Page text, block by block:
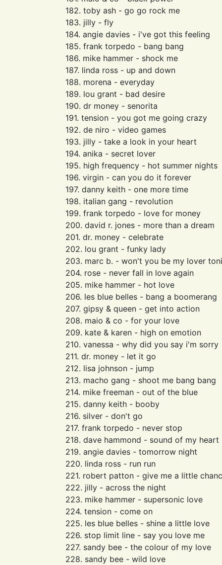
182. toby ash - go go rock me
183. jilly - fly
184. angie davies - i've got this feeling
185. frank torpedo - bang bang
186. mike hammer - shock me
187. linda ross - up and down
188. morena - everyday
189. lou grant - bad desire
190. dr money - senorita
191. tension - you got me going crazy
192. de niro - video games
193. jilly - take a look in your heart
194. anika - secret lover
195. high frequency - hot summer nights
196. virgin - can you do it forever
197. danny keith - one more time
198. italian gang - revolution
199. frank torpedo - love for money
200. david r. jones - more than a dream
201. dr. money - celebrate
202. lou grant - funky lady
203. marc b. - won't you be my lover
204. rose - never fall in love again
205. mike hammer - hot love
206. les blue belles - bang a boomerang
207. gipsy & queen - get into action
208. maio & co - for your love
209. kate & karen - high on emotion
210. vanessa - why did you say i'm sorry
211. dr. money - let it go
212. lisa johnson - jump
213. macho gang - shoot me bang bang
214. mike freeman - out of the blue
215. danny keith - booby
216. silver - don't go
217. frank torpedo - never stop
218. dave hammond - sound of my heart
219. angie davies - tomorrow night
220. linda ross - run run
221. robert patton - give me a little
222. jilly - across the night
223. mike hammer - supersonic love
224. tension - come on
225. les blue belles - shine a little love
226. stop limit line - say you love me
227. sandy bee - the colour of my love
228. sandy bee - wild love